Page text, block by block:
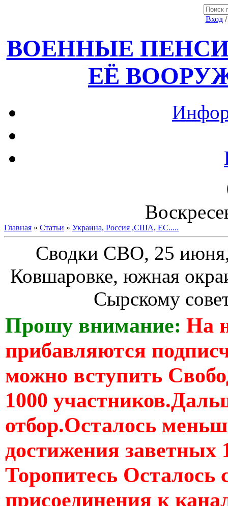
Вход
ВОЕННЫЕ
ЕЁ
Главная » Статьи » Украина, Россия ,США, ЕС.....
Сводки СВО, 25
Ковшаровке, южная
Сырскому
Прошу внимание: На
прибавляются
можно вступить
1000
отбор.Осталось
достижения заветных
Торопитесь Осталось
присоединения к